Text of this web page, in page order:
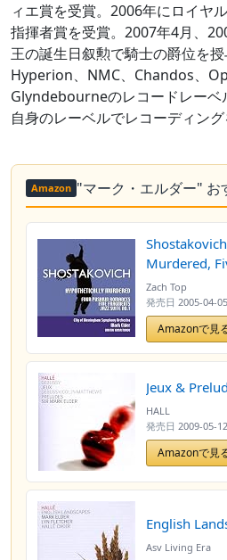
ィエ賞を受賞。2006年にロイヤ
指揮者賞を受賞。2007年4月、
王の誕生日叙勲で騎士の爵位を授
Hyperion、NMC、Chandos、
Glyndebourneのレコードレーベ
自身のレーベルでレコーディング
Amazon "マーク・エルダー" お
Murdered,
Zach Top
発売日 2005-04-05
Amazonで見
Jeux &
HALL
発売日 2009-05-12
Amazonで見
English
Asv Living Era